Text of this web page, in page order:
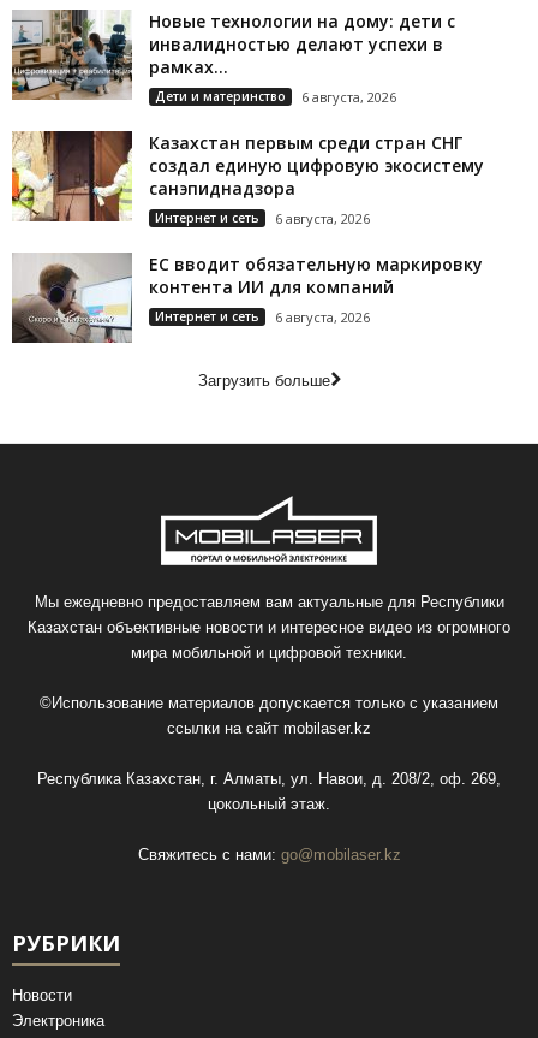
Новые технологии на дому: дети с
инвалидностью делают успехи в
рамках...
Дети и материнство 6 августа, 2026
Казахстан первым среди стран СНГ
создал единую цифровую экосистему
санэпиднадзора
Интернет и сеть 6 августа, 2026
ЕС вводит обязательную маркировку
контента ИИ для компаний
Интернет и сеть 6 августа, 2026
Загрузить больше
Мы ежедневно предоставляем вам актуальные для Республики
Казахстан объективные новости и интересное видео из огромного
мира мобильной и цифровой техники.
©Использование материалов допускается только с указанием
ссылки на сайт mobilaser.kz
Республика Казахстан, г. Алматы, ул. Навои, д. 208/2, оф. 269,
цокольный этаж.
Свяжитесь с нами: go@mobilaser.kz
РУБРИКИ
Новости
Электроника